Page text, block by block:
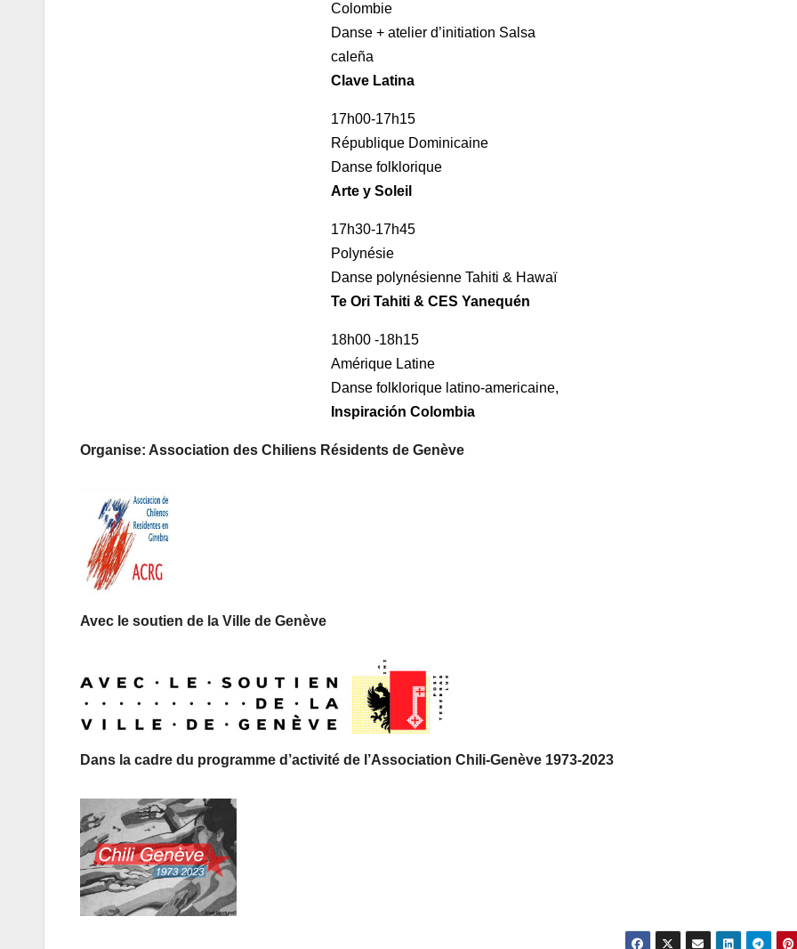
Colombie
Danse + atelier d’initiation Salsa
caleña
Clave Latina
17h00-17h15
République Dominicaine
Danse folklorique
Arte y Soleil
17h30-17h45
Polynésie
Danse polynésienne Tahiti & Hawaï
Te Ori Tahiti & CES Yanequén
18h00 -18h15
Amérique Latine
Danse folklorique latino-americaine,
Inspiración Colombia
Organise: Association des Chiliens Résidents de Genève
Avec le soutien de la Ville de Genève
Dans la cadre du programme d’activité de l’Association Chili-Genève 1973-2023